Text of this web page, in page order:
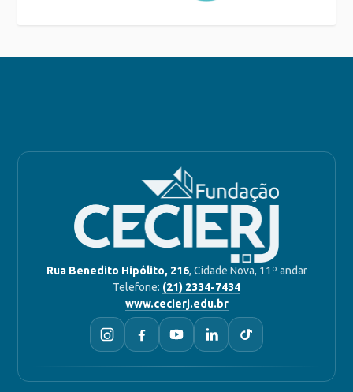
Rua Benedito Hipólito, 216, Cidade Nova, 11º andar
Telefone: (21) 2334-7434
www.cecierj.edu.br